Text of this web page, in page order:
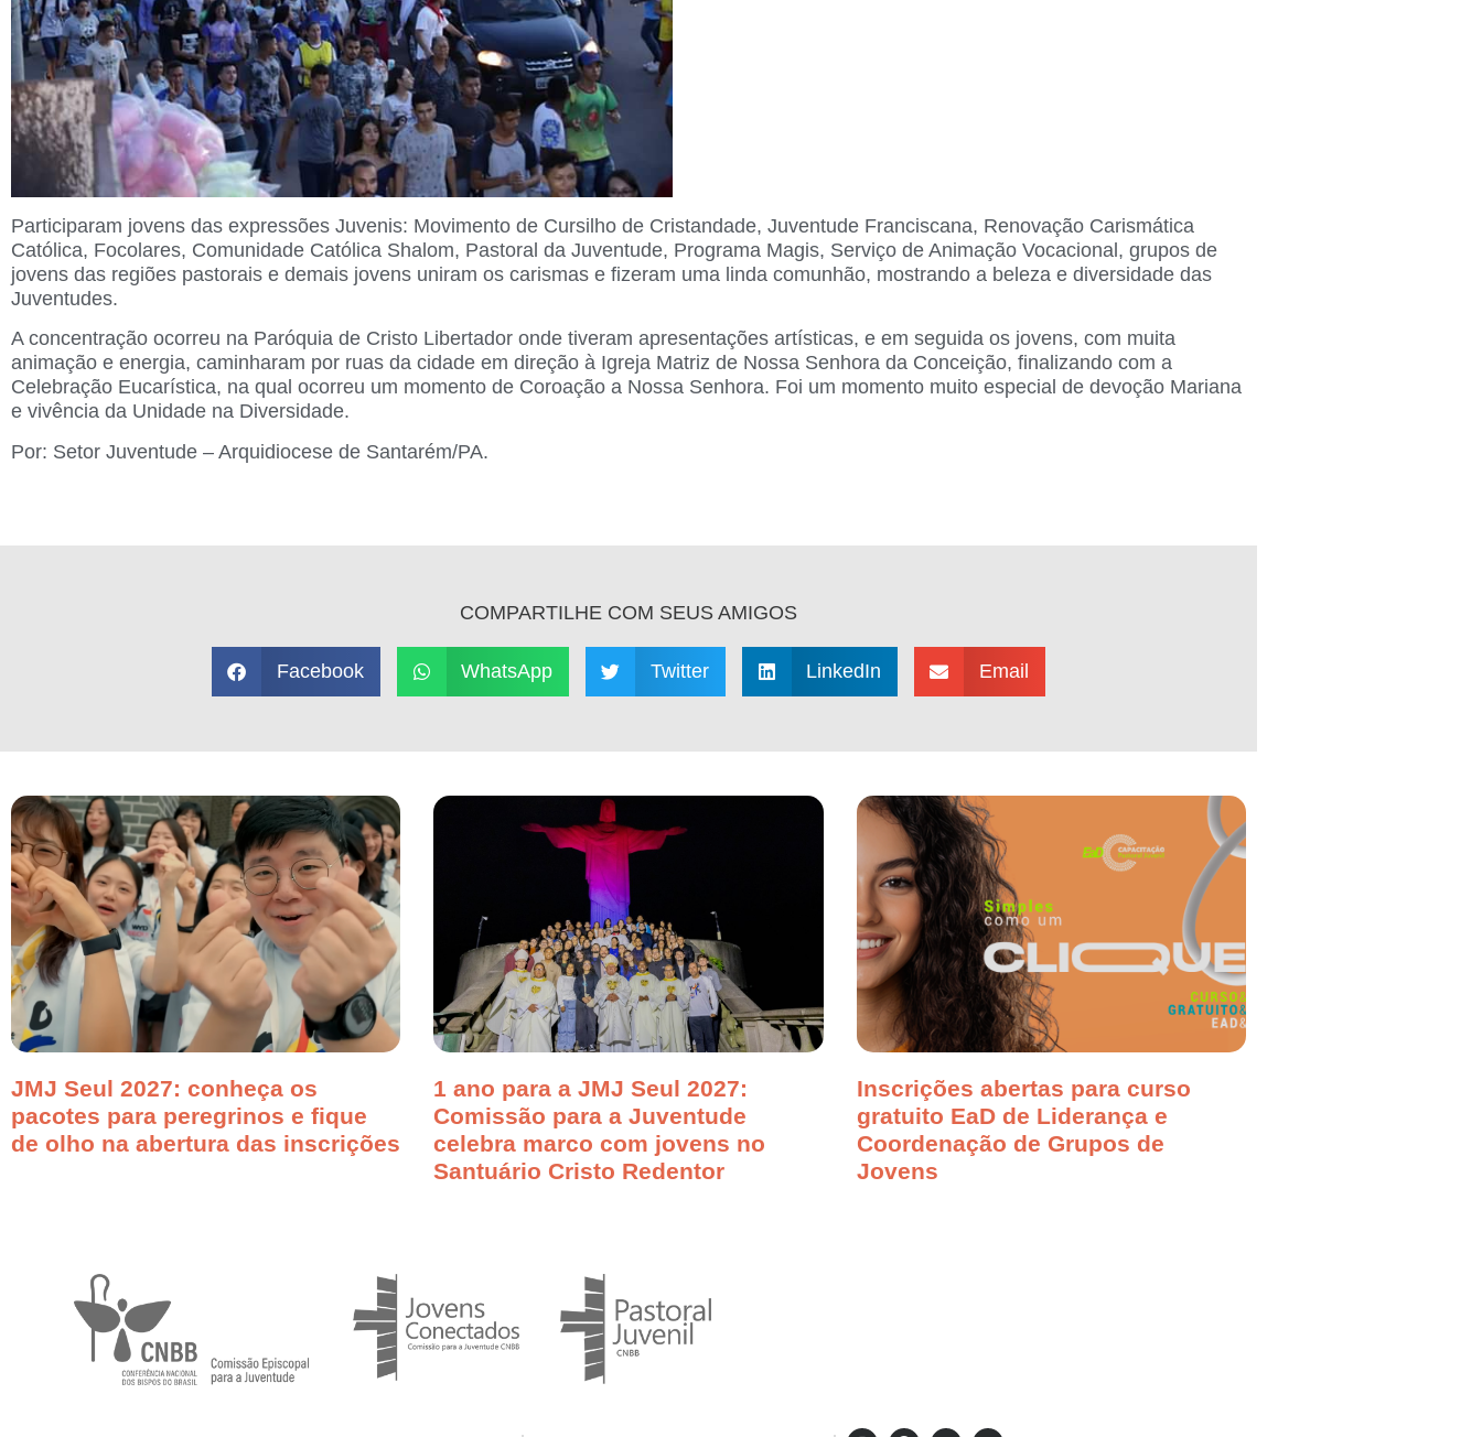
Participaram jovens das expressões Juvenis: Movimento de Cursilho de Cristandade, Juventude Franciscana, Renovação Carismática
Católica, Focolares, Comunidade Católica Shalom, Pastoral da Juventude, Programa Magis, Serviço de Animação Vocacional, grupos de
jovens das regiões pastorais e demais jovens uniram os carismas e fizeram uma linda comunhão, mostrando a beleza e diversidade das
Juventudes.
A concentração ocorreu na Paróquia de Cristo Libertador onde tiveram apresentações artísticas, e em seguida os jovens, com muita
animação e energia, caminharam por ruas da cidade em direção à Igreja Matriz de Nossa Senhora da Conceição, finalizando com a
Celebração Eucarística, na qual ocorreu um momento de Coroação a Nossa Senhora. Foi um momento muito especial de devoção Mariana
e vivência da Unidade na Diversidade.
Por: Setor Juventude – Arquidiocese de Santarém/PA.
COMPARTILHE COM SEUS AMIGOS
Facebook WhatsApp Twitter LinkedIn Email
JMJ Seul 2027: conheça os
pacotes para peregrinos e fique
de olho na abertura das inscrições
1 ano para a JMJ Seul 2027:
Comissão para a Juventude
celebra marco com jovens no
Santuário Cristo Redentor
Inscrições abertas para curso
gratuito EaD de Liderança e
Coordenação de Grupos de
Jovens